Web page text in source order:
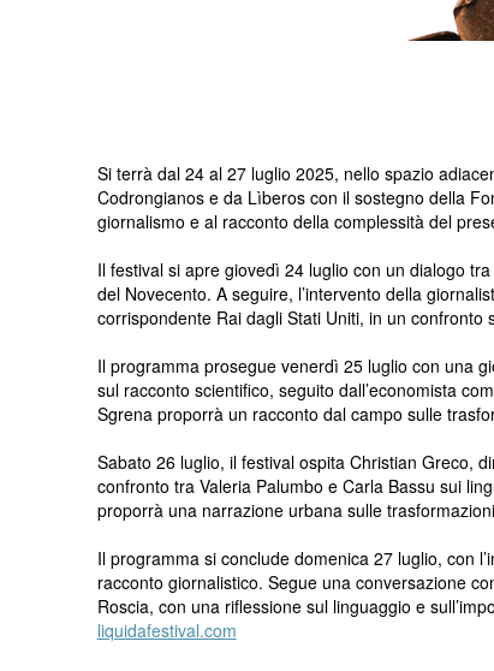
Si terrà dal 24 al 27 luglio 2025, nello spazio
Codrongianos e da Lìberos con il sostegno della
giornalismo e al racconto della complessità del
Il festival si apre giovedì 24 luglio con un dialogo
del Novecento. A seguire, l’intervento della
corrispondente Rai dagli Stati Uniti, in un
Il programma prosegue venerdì 25 luglio con una
sul racconto scientifico, seguito dall’economista
Sgrena proporrà un racconto dal campo sulle
Sabato 26 luglio, il festival ospita Christian Greco,
confronto tra Valeria Palumbo e Carla Bassu sui
proporrà una narrazione urbana sulle
Il programma si conclude domenica 27 luglio, con
racconto giornalistico. Segue una conversazione
Roscia, con una riflessione sul linguaggio e
liquidafestival.com